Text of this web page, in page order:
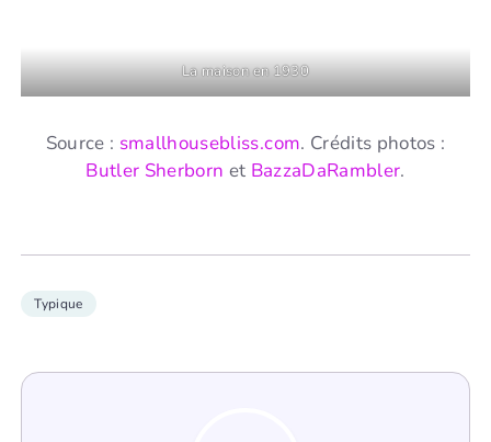
La maison en 1930
Source : smallhousebliss.com. Crédits photos :
Butler Sherborn et BazzaDaRambler.
Typique